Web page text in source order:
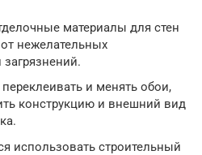
материалы для стен
нежелательных
и менять обои,
конструкцию и внешний вид
использовать строительный